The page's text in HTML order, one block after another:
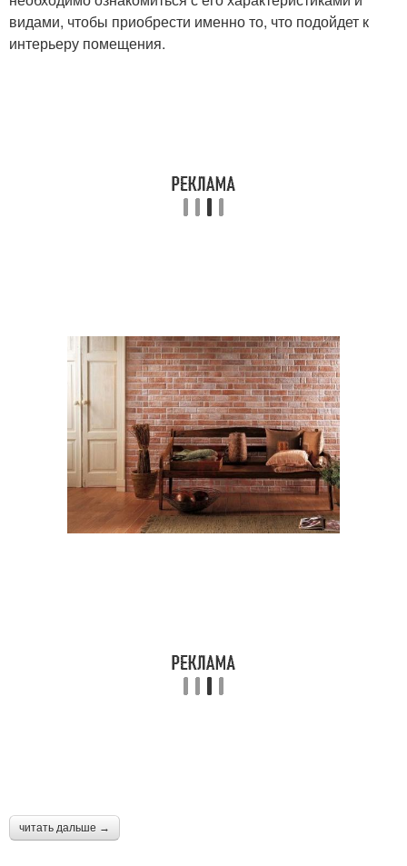
видами, чтобы приобрести именно то, что подойдет к
интерьеру помещения.
читать дальше →